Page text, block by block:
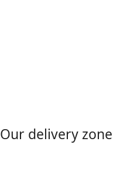
Our delivery